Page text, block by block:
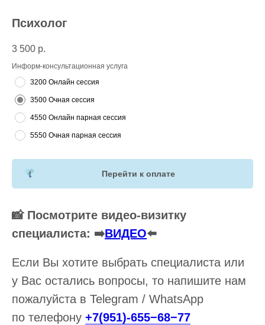
Психолог
3 500 р.
Информ-консультационная услуга
3200 Онлайн сессия
3500 Очная сессия
4550 Онлайн парная сессия
5550 Очная парная сессия
Перейти к оплате
📸 Посмотрите видео-визитку
специалиста: ➡️ВИДЕО⬅️
Если Вы хотите выбрать специалиста или
у Вас остались вопросы, то напишите нам
пожалуйста в Telegram / WhatsApp
по телефону +7(951)-655−68−77